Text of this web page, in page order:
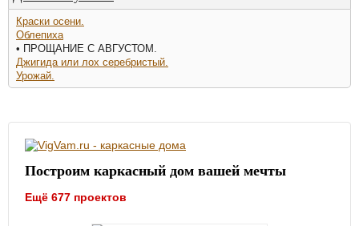
Краски осени.
Облепиха
• ПРОЩАНИЕ С АВГУСТОМ.
Джигида или лох серебристый.
Урожай.
Построим каркасный дом вашей мечты
Ещё 677 проектов